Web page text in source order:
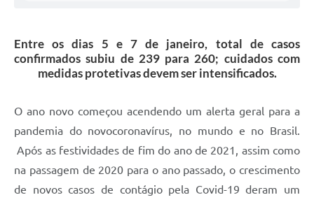
Entre os dias 5 e 7 de janeiro, total de casos
confirmados subiu de 239 para 260; cuidados com
medidas protetivas devem ser intensificados.
O ano novo começou acendendo um alerta geral para a
pandemia do novocoronavírus, no mundo e no Brasil.
Após as festividades de fim do ano de 2021, assim como
na passagem de 2020 para o ano passado, o crescimento
de novos casos de contágio pela Covid-19 deram um